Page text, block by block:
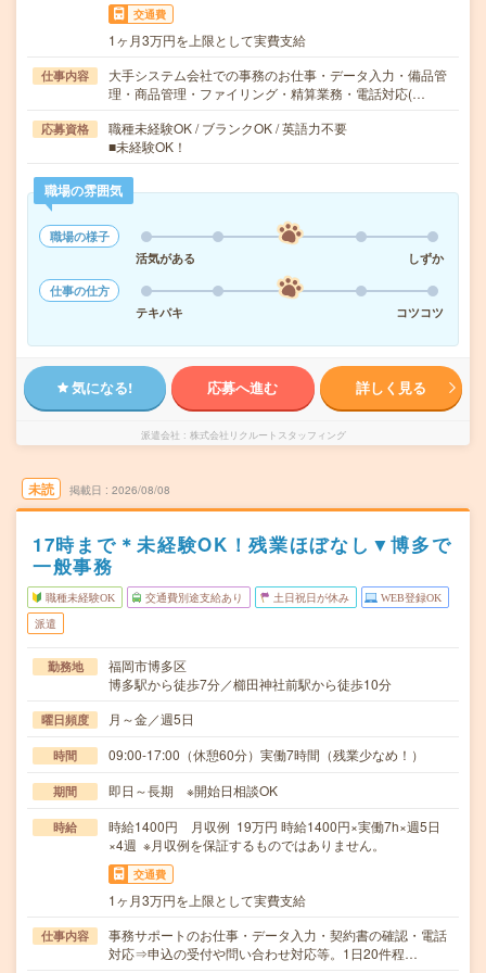
交通費
1ヶ月3万円を上限として実費支給
仕事内容
大手システム会社での事務のお仕事・データ入力・備品管
理・商品管理・ファイリング・精算業務・電話対応(…
応募資格
職種未経験OK / ブランクOK / 英語力不要
■未経験OK！
職場の雰囲気
職場の様子
活気がある
しずか
仕事の仕方
テキパキ
コツコツ
気になる! 応募へ進む 詳しく見る
派遣会社 株式会社リクルートスタッフィング
未読 掲載日 2026/08/08
17時まで＊未経験OK！残業ほぼなし▼博多で
一般事務
職種未経験OK 交通費別途支給あり 土日祝日が休み WEB登録OK
派遣
勤務地
福岡市博多区
博多駅から徒歩7分／櫛田神社前駅から徒歩10分
曜日頻度 月～金／週5日
時間 09:00-17:00（休憩60分）実働7時間（残業少なめ！）
期間 即日～長期 ※開始日相談OK
時給
時給1400円 月収例 19万円 時給1400円×実働7h×週5日
×4週 ※月収例を保証するものではありません。
交通費
1ヶ月3万円を上限として実費支給
仕事内容
事務サポートのお仕事・データ入力・契約書の確認・電話
対応⇒申込の受付や問い合わせ対応等。1日20件程…